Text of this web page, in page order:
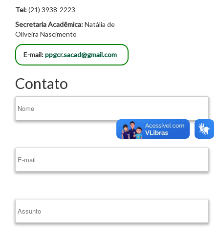
Tel:(21) 3938-2223
Secretaria Acadêmica:Natália de
Oliveira Nascimento
E-mail:ppgcr.sacad@gmail.com
Contato